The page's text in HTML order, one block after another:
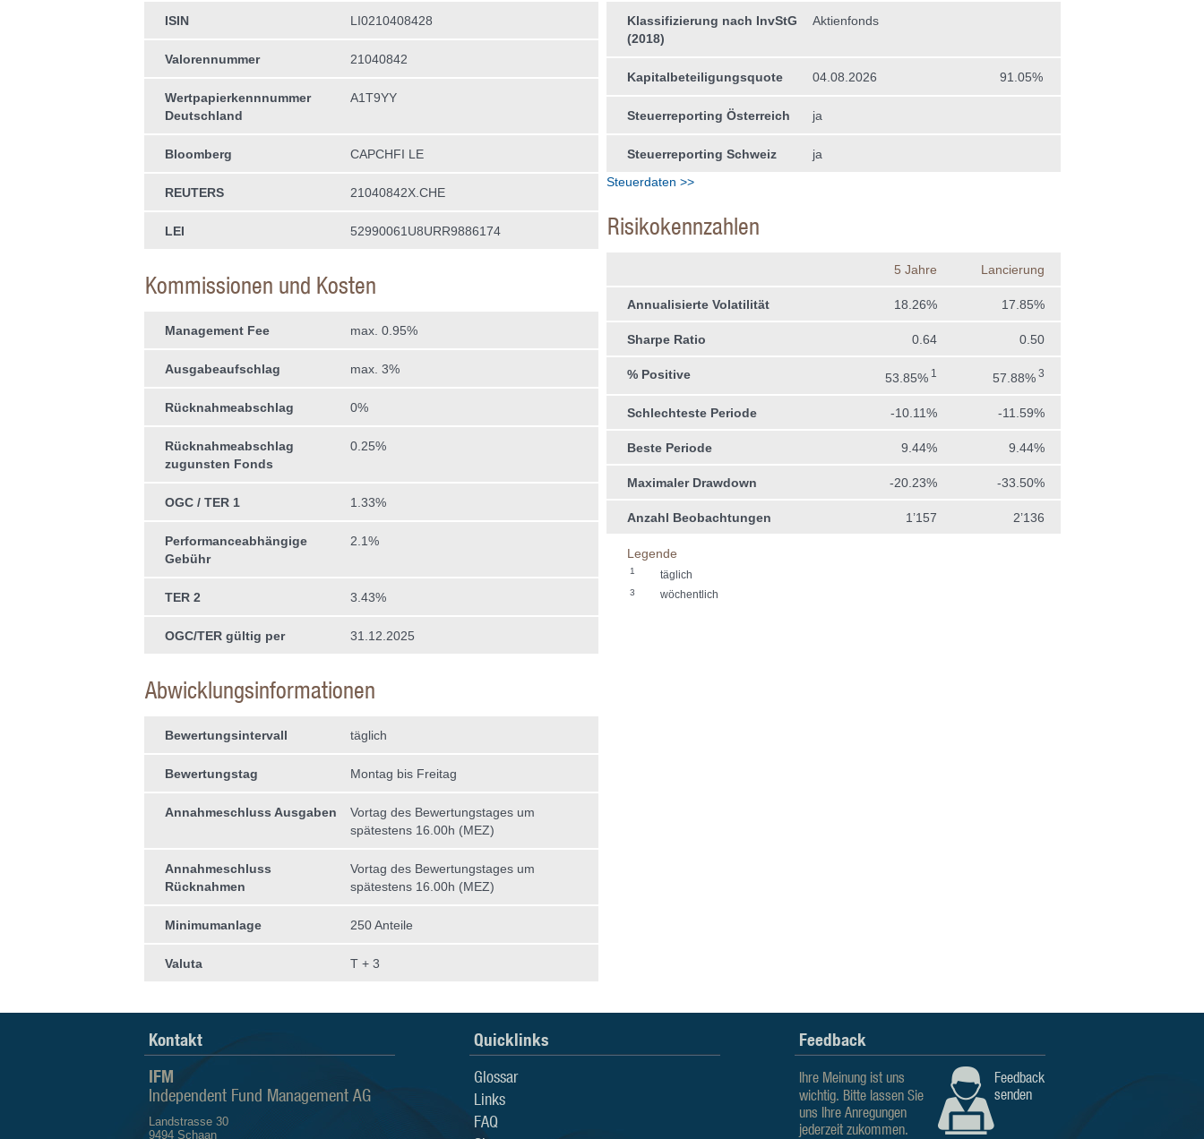
ISIN LI0210408428
Valorennummer 21040842
Wertpapierkenn­nummer
Deutschland
A1T9YY
Bloomberg CAPCHFI LE
REUTERS 21040842X.CHE
LEI 52990061U8URR9886174
Kommissionen und Kosten
Management Fee max. 0.95%
Ausgabeaufschlag max. 3%
Rücknahmeabschlag 0%
Rücknahmeabschlag
zugunsten Fonds
0.25%
OGC / TER 1 1.33%
Performanceabhängige
Gebühr
2.1%
TER 2 3.43%
OGC/TER gültig per 31.12.2025
Abwicklungsinformationen
Bewertungsintervall täglich
Bewertungstag Montag bis Freitag
Annahmeschluss Ausgaben
Vortag des Bewertungstages um
spätestens 16.00h (MEZ)
Annahmeschluss
Rücknahmen
Vortag des Bewertungstages um
spätestens 16.00h (MEZ)
Minimumanlage 250 Anteile
Valuta T + 3
Klassifizierung nach InvStG
(2018)
Aktienfonds
Kapitalbeteiligungsquote 04.08.2026 91.05%
Steuerreporting Österreich ja
Steuerreporting Schweiz
ja
Steuerdaten >>
Risikokennzahlen
5 Jahre Lancierung
Annualisierte Volatilität 18.26% 17.85%
Sharpe Ratio 0.64 0.50
% Positive 53.85% 1 57.88% 3
Schlechteste Periode -10.11% -11.59%
Beste Periode 9.44% 9.44%
Maximaler Drawdown -20.23% -33.50%
Anzahl Beobachtungen 1’157 2’136
Legende
1 täglich
3 wöchentlich
Kontakt
IFM
Independent Fund Management AG
Landstrasse 30
9494 Schaan
Quicklinks
Glossar
Links
FAQ
Feedback
Feedback
senden
Ihre Meinung ist uns
wichtig. Bitte lassen Sie
uns Ihre Anregungen
jederzeit zukommen.